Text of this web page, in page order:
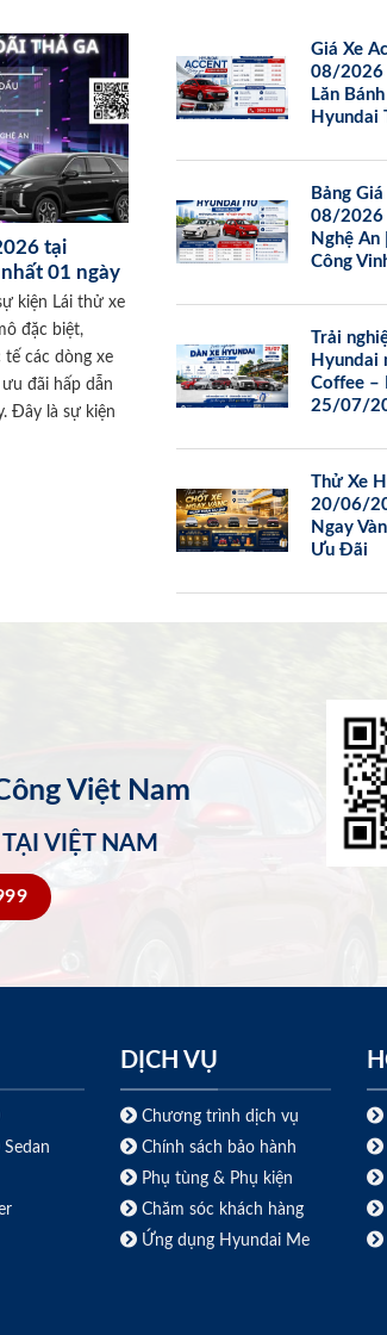
tại
01 ngày
kiện Lái thử xe
đặc biệt,
các dòng xe
đãi hấp dẫn
Đây là sự kiện
Giá Xe
08/2026
Lăn
Hyundai
Bảng
08/2026
Nghệ An
Công
Trải
Hyundai
Coffee –
25/07/
Thử Xe
20/06/
Ngay
Ưu Đãi
Việt Nam
VIỆT NAM
DỊCH VỤ
Chương trình dịch vụ
Chính sách bảo hành
Phụ tùng & Phụ kiện
Chăm sóc khách hàng
Ứng dụng Hyundai Me